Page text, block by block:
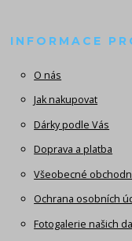
INFORMACE
O nás
Jak nakupovat
Dárky podle Vás
Doprava a platba
Všeobecné
Ochrana osobních
Fotogalerie našich